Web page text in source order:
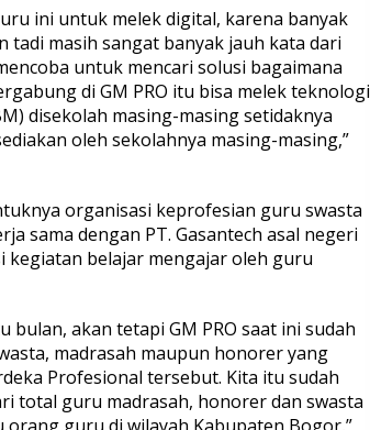
ini untuk melek digital, karena banyak
masih sangat banyak jauh kata dari
untuk mencari solusi bagaimana
di GM PRO itu bisa melek teknologi
disekolah masing-masing setidaknya
oleh sekolahnya masing-masing,”
organisasi keprofesian guru swasta
sama dengan PT. Gasantech asal negeri
kegiatan belajar mengajar oleh guru
akan tetapi GM PRO saat ini sudah
madrasah maupun honorer yang
Profesional tersebut. Kita itu sudah
total guru madrasah, honorer dan swasta